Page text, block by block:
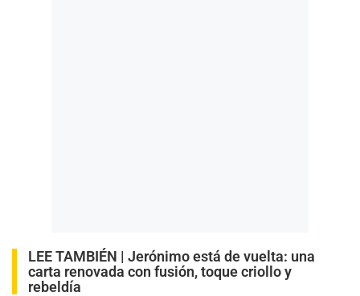
LEE TAMBIÉN | Jerónimo está de vuelta: una
carta renovada con fusión, toque criollo y
rebeldía